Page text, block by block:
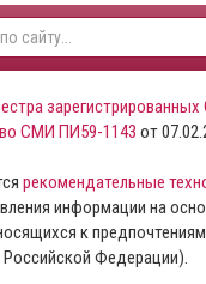
СМИ ПИ59-1143 от
рекомендательные
информации на
к
Федерации).